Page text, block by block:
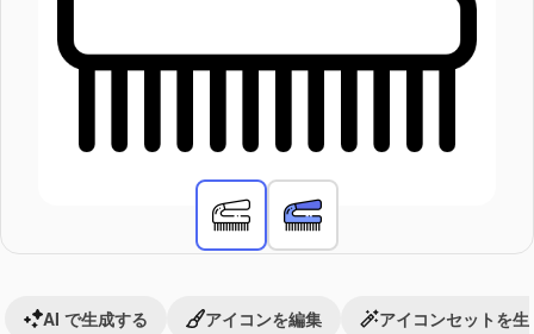
AI で生成する アイコンを編集 アイコンセットを生